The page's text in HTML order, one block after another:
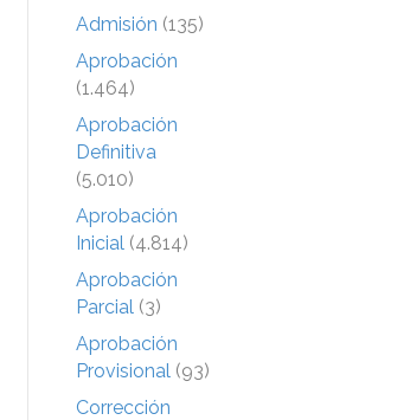
Admisión (135)
Aprobación
(1.464)
Aprobación
Definitiva
(5.010)
Aprobación
Inicial (4.814)
Aprobación
Parcial (3)
Aprobación
Provisional (93)
Corrección